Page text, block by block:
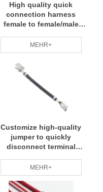
High quality quick
connection harness
female to female/male
wire connection Ke / kg
MEHR+
Customize high-quality
jumper to quickly
disconnect terminal
connection Ke / kg
MEHR+